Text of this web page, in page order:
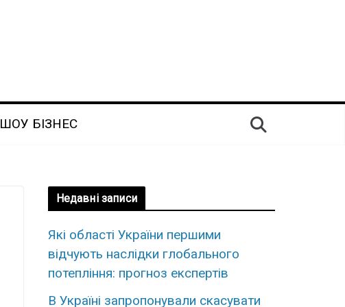
ШОУ БІЗНЕС
Недавні записи
Які області України першими
відчують наслідки глобального
потепління: прогноз експертів
В Україні запропонували скасувати